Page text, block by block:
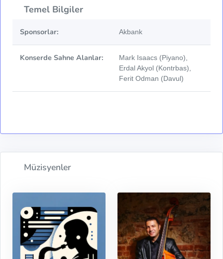
Temel Bilgiler
Sponsorlar: Akbank
Konserde Sahne Alanlar:
Mark Isaacs (Piyano),
Erdal Akyol (Kontrbas),
Ferit Odman (Davul)
Müzisyenler